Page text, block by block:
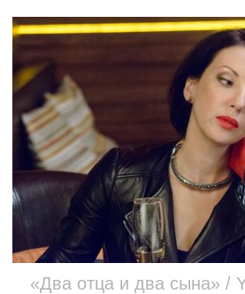
«Два отца и два сына» /